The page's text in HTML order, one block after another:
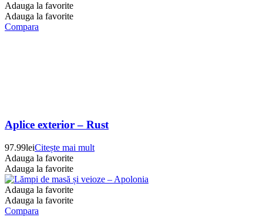
Adauga la favorite
Adauga la favorite
Compara
Aplice exterior – Rust
97.99leiCitește mai mult
Adauga la favorite
Adauga la favorite
Adauga la favorite
Adauga la favorite
Compara